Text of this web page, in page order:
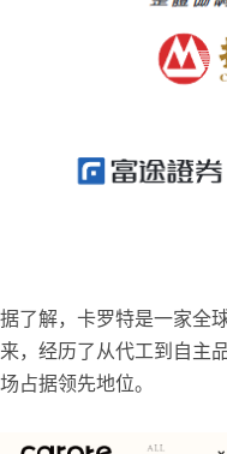
据了解，卡罗特是一家全
来，经历了从代工到自主
场占据领先地位。